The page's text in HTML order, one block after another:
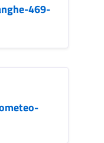
469-